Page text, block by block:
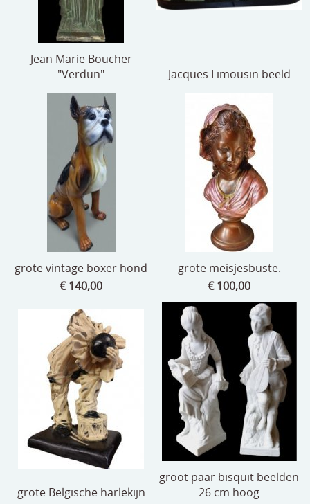
Jean Marie Boucher
"Verdun"
Jacques Limousin beeld
grote vintage boxer hond
€ 140,00
grote meisjesbuste.
€ 100,00
grote Belgische harlekijn
groot paar bisquit beelden
26 cm hoog